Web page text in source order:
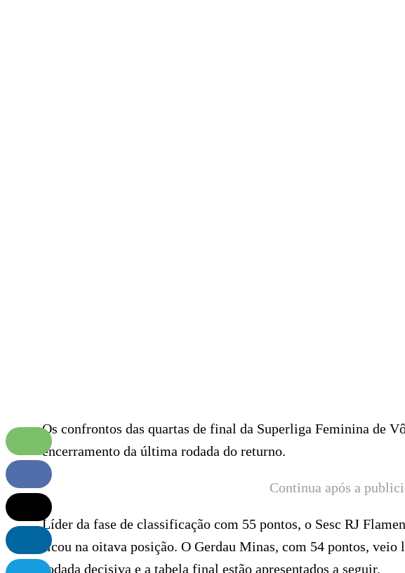
Os confrontos das quartas de final da Superliga Feminina de
encerramento da última rodada do returno.
Continua após a
Líder da fase de classificação com 55 pontos, o Sesc RJ
ficou na oitava posição. O Gerdau Minas, com 54 pontos, veio
rodada decisiva e a tabela final estão apresentados a seguir.